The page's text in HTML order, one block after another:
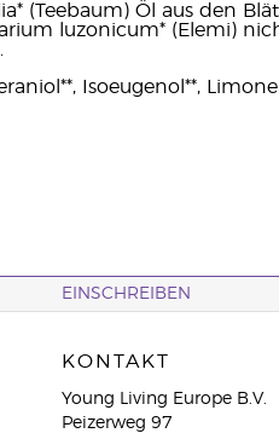
(Teebaum) Öl aus den
luzonicum* (Elemi)
Isoeugenol**,
EINSCHREIBEN
KONTAKT
Young Living Europe B.V.
Peizerweg 97